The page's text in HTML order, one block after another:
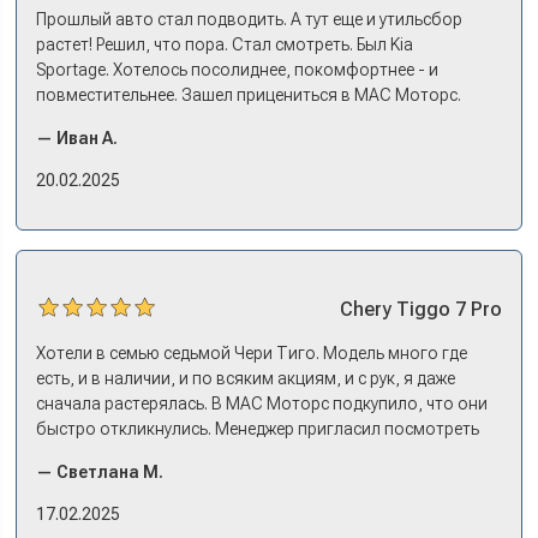
Прошлый авто стал подводить. А тут еще и утильсбор
растет! Решил, что пора. Стал смотреть. Был Kia
Sportage. Хотелось посолиднее, покомфортнее - и
повместительнее. Зашел прицениться в МАС Моторс.
и прям мое! Даже не скажешь, что «китаец». Прям не
вылезая из него и порешали. Спортэйдж в трейд-ин
— Иван А.
20.02.2025
Chery Tiggo 7 Pro
Хотели в семью седьмой Чери Тиго. Модель много где
есть, и в наличии, и по всяким акциям, и с рук, я даже
сначала растерялась. В МАС Моторс подкупило, что они
быстро откликнулись. Менеджер пригласил посмотреть
примериться. Нам тут недалеко, пришли в салон - и в тот
же день купили машину! Неожиданно, но довольны! Все
— Светлана М.
17.02.2025